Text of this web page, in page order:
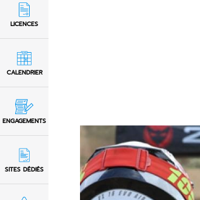
LICENCES
CALENDRIER
ENGAGEMENTS
SITES DÉDIÉS